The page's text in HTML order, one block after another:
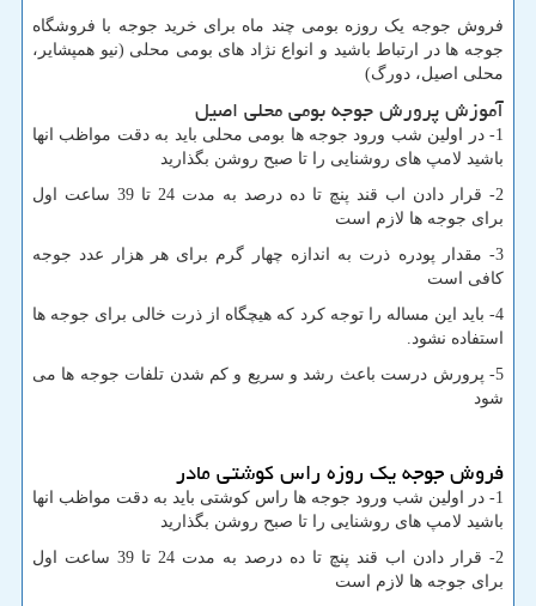
فروش جوجه یک روزه بومی چند ماه برای خرید جوجه با فروشگاه
جوجه ها در ارتباط باشید و انواع نژاد های بومی محلی (نیو همپشایر،
محلی اصیل، دورگ)
آموزش پرورش جوجه بومی محلی اصیل
1- در اولین شب ورود جوجه ها بومی محلی باید به دقت مواظب انها
باشید لامپ های روشنایی را تا صبح روشن بگذارید
2- قرار دادن اب قند پنچ تا ده درصد به مدت 24 تا 39 ساعت اول
برای جوجه ها لازم است
3- مقدار پودره ذرت به اندازه چهار گرم برای هر هزار عدد جوجه
کافی است
4- باید این مساله را توجه کرد که هیچگاه از ذرت خالی برای جوجه ها
استفاده نشود.
5- پرورش درست باعث رشد و سریع و کم شدن تلفات جوجه ها می
شود
فروش جوجه یک روزه راس کوشتی مادر
1- در اولین شب ورود جوجه ها راس کوشتی باید به دقت مواظب انها
باشید لامپ های روشنایی را تا صبح روشن بگذارید
2- قرار دادن اب قند پنچ تا ده درصد به مدت 24 تا 39 ساعت اول
برای جوجه ها لازم است